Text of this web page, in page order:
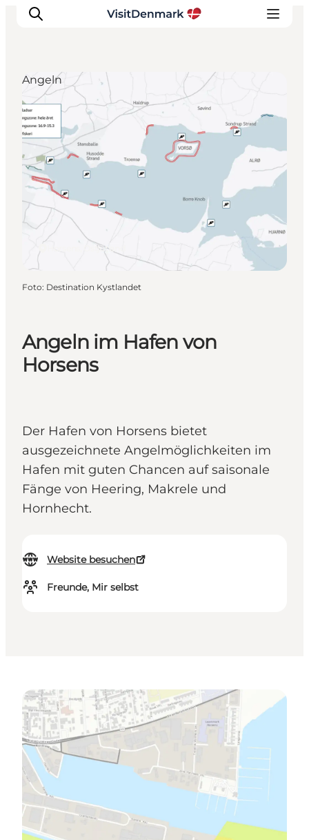
Inspiration
Regionen
Erlebnisse
Unterkünfte
Reiseplanung
Angeln im Hafen von
Horsens
Der Hafen von Horsens bietet
ausgezeichnete Angelmöglichkeiten im
Hafen mit guten Chancen auf saisonale
Fänge von Heering, Makrele und
Hornhecht.
Website besuchen
Freunde, Mir selbst
Horsens, Ostjütland
Angeln
Foto: Destination Kystlandet